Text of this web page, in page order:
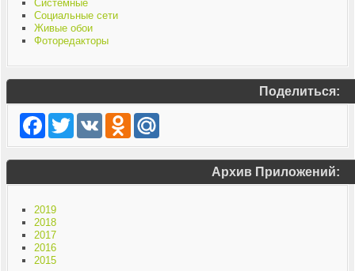
Системные
Социальные сети
Живые обои
Фоторедакторы
Поделиться:
Facebook
TwitterVK Odnoklassniki
Mail.Ru
Архив Приложений:
2019
2018
2017
2016
2015